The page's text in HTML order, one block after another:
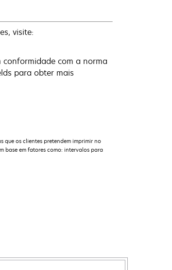
visite:
com a norma
para obter mais
que os clientes pretendem imprimir no
base em fatores como: intervalos para